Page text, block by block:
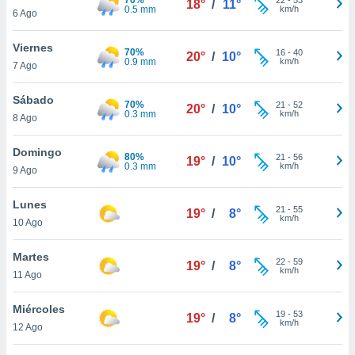
más
nuestra
y
de
cookies
aceptar
6 Ago
0.5 mm
18° / 11°
km/h
Viernes
7 Ago
70%
0.9 mm
20° / 10° 16- 40
km/h
Sábado
8 Ago
70%
0.3 mm
20° / 10° 21 - 52
km/h
Domingo
9 Ago
80%
0.3 mm
19° / 10° 21 - 56
km/h
Lunes
10 Ago
19° / 8° 21 - 55
km/h
Martes
11 Ago
19° / 8° 22- 59
km/h
Miércoles
12 Ago
19° / 8° 19- 53
km/h